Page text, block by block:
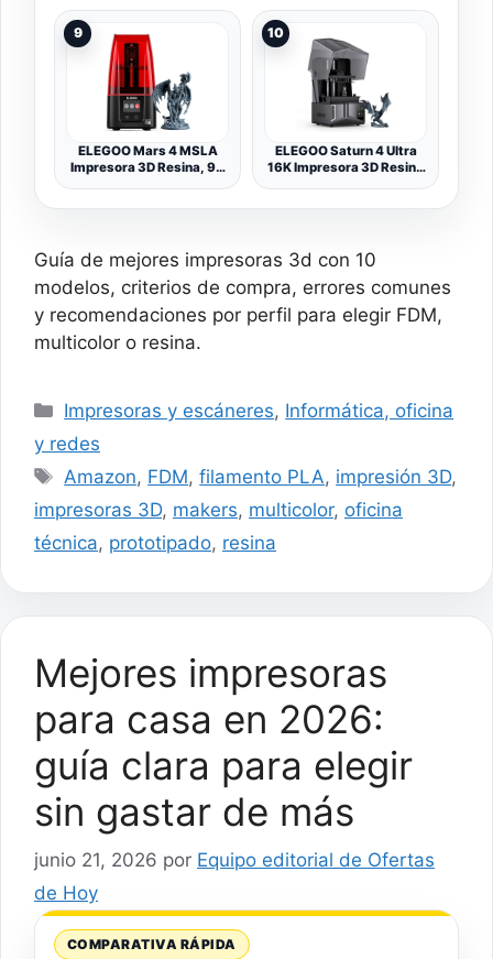
500mm/s Alta Velocidad,
Nivelación Automática en
121 Puntos, 300℃
Extrusor Directo, Tamaño
de Impresión de
420x420x480 mm³
9
ELEGOO Mars 4 MSLA
Impresora 3D Resina, 9K
Purificador de
Aire,Tamaño de
Impresión
153,36x77,76x175 mm³
10
ELEGOO Saturn 4 Ultra
16K Impresora 3D Resina
Guía de mejores impresoras 3d con 10
modelos, criterios de compra, errores comunes
y recomendaciones por perfil para elegir FDM,
multicolor o resina.
Categorías
Impresoras y escáneres, Informática, oficina
y redes
Etiquetas
Amazon, FDM,filamento PLA, impresión 3D,
impresoras 3D, makers, multicolor, oficina
técnica, prototipado, resina
Mejores impresoras
para casa en 2026:
guía clara para elegir
sin gastar de más
junio 21, 2026 por Equipo editorial de Ofertas
de Hoy
COMPARATIVA RÁPIDA